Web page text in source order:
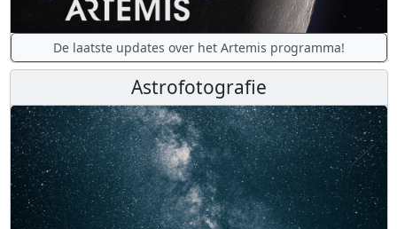
De laatste updates over het Artemis programma!
Astrofotografie